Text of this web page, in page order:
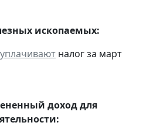
ископаемых:
уплачивают налог за март
доход для